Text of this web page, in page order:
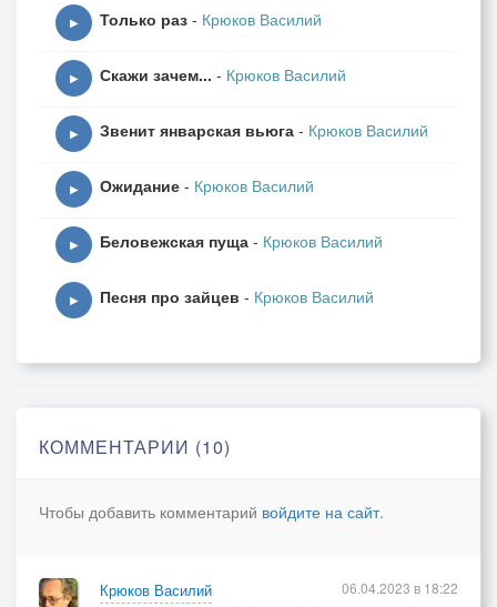
▶ Только раз - Крюков Василий
▶ Скажи зачем... - Крюков Василий
▶ Звенит январская вьюга - Крюков Василий
▶ Ожидание - Крюков Василий
▶ Беловежская пуща - Крюков Василий
▶ Песня про зайцев - Крюков Василий
КОММЕНТАРИИ (10)
Чтобы добавить комментарий войдите на сайт.
Крюков Василий
06.04.2023 в 18:22